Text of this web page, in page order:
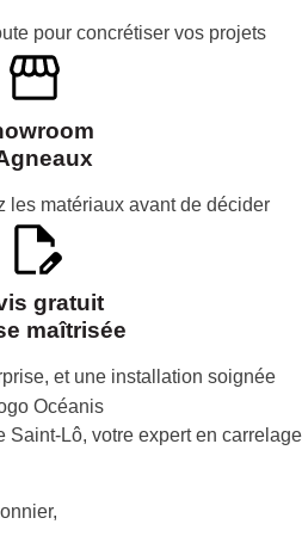
pour concrétiser vos projets
les matériaux avant de décider
gratuit
maîtrisée
et une installation soignée
Saint-Lô, votre expert en carrelage